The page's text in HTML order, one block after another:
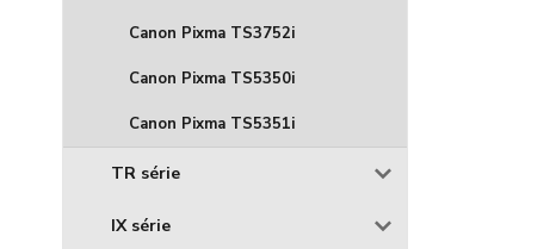
Canon Pixma TS3752i
Canon Pixma TS5350i
Canon Pixma TS5351i
TR série
IX série